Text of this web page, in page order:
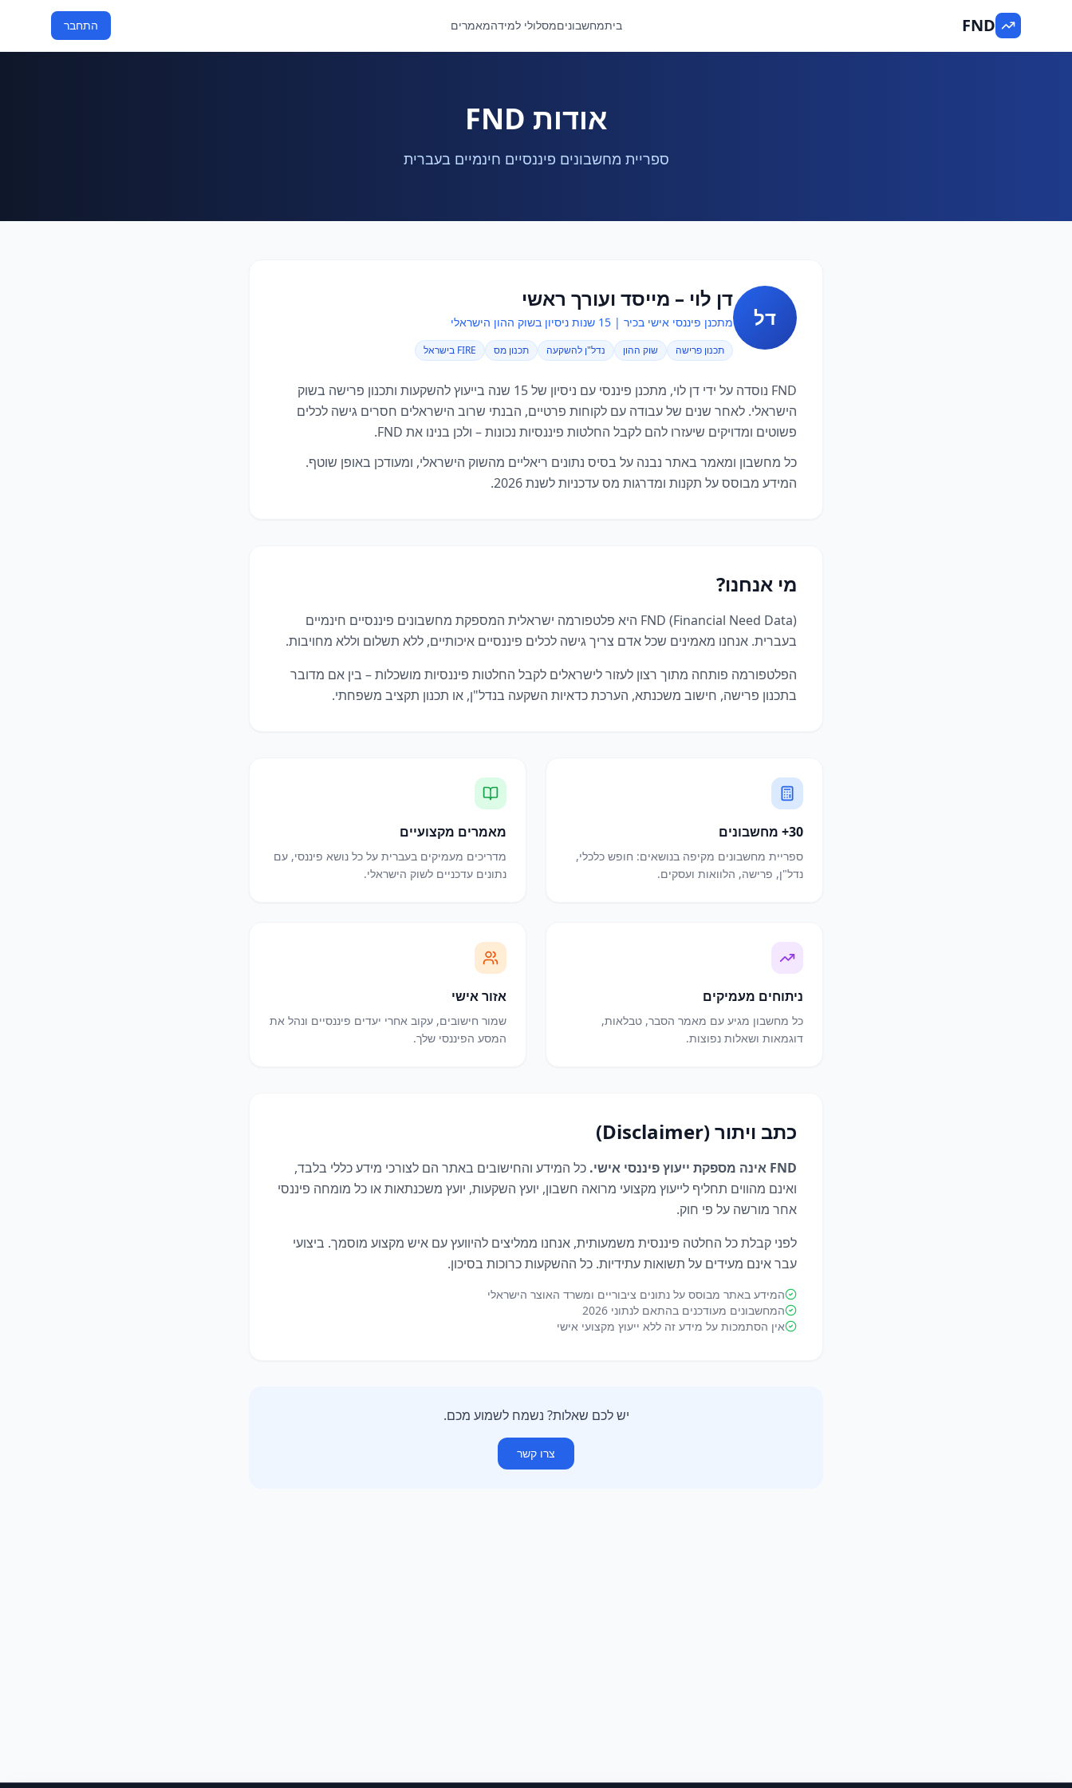
FND ביתמחשבוניםמסלולי למידהמאמרים התחבר
אודות FND
ספריית מחשבונים פיננסיים חינמיים בעברית
דל
דן לוי – מייסד ועורך ראשי
מתכנן פיננסי אישי בכיר | 15 שנות ניסיון בשוק ההון הישראלי
תכנון פרישה שוק ההון נדל"ן להשקעה תכנון מס FIRE בישראל
FND נוסדה על ידי דן לוי, מתכנן פיננסי עם ניסיון של 15 שנה בייעוץ להשקעות ותכנון פרישה בשוק
הישראלי. לאחר שנים של עבודה עם לקוחות פרטיים, הבנתי שרוב הישראלים חסרים גישה לכלים
פשוטים ומדויקים שיעזרו להם לקבל החלטות פיננסיות נכונות – ולכן בנינו את FND.
כל מחשבון ומאמר באתר נבנה על בסיס נתונים ריאליים מהשוק הישראלי, ומעודכן באופן שוטף.
המידע מבוסס על תקנות ומדרגות מס עדכניות לשנת 2026.
מי אנחנו?
FND (Financial Need Data) היא פלטפורמה ישראלית המספקת מחשבונים פיננסיים חינמיים
בעברית. אנחנו מאמינים שכל אדם צריך גישה לכלים פיננסיים איכותיים, ללא תשלום וללא מחויבות.
הפלטפורמה פותחה מתוך רצון לעזור לישראלים לקבל החלטות פיננסיות מושכלות – בין אם מדובר
בתכנון פרישה, חישוב משכנתא, הערכת כדאיות השקעה בנדל"ן, או תכנון תקציב משפחתי.
30+ מחשבונים
ספריית מחשבונים מקיפה בנושאים: חופש כלכלי,
נדל"ן, פרישה, הלוואות ועסקים.
מאמרים מקצועיים
מדריכים מעמיקים בעברית על כל נושא פיננסי, עם
נתונים עדכניים לשוק הישראלי.
ניתוחים מעמיקים
כל מחשבון מגיע עם מאמר הסבר, טבלאות,
דוגמאות ושאלות נפוצות.
אזור אישי
שמור חישובים, עקוב אחרי יעדים פיננסיים ונהל את
המסע הפיננסי שלך.
כתב ויתור (Disclaimer)
FND אינה מספקת ייעוץ פיננסי אישי.
כל המידע והחישובים באתר הם לצורכי מידע כללי בלבד,
ואינם מהווים תחליף לייעוץ מקצועי מרואה חשבון, יועץ השקעות, יועץ משכנתאות או כל מומחה פיננסי
אחר מורשה על פי חוק.
לפני קבלת כל החלטה פיננסית משמעותית, אנחנו ממליצים להיוועץ עם איש מקצוע מוסמך. ביצועי
עבר אינם מעידים על תשואות עתידיות. כל ההשקעות כרוכות בסיכון.
המידע באתר מבוסס על נתונים ציבוריים ומשרד האוצר הישראלי
המחשבונים מעודכנים בהתאם לנתוני 2026
אין הסתמכות על מידע זה ללא ייעוץ מקצועי אישי
יש לכם שאלות? נשמח לשמוע מכם.
צרו קשר